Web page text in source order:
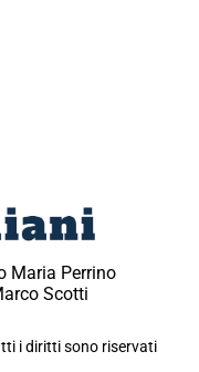
Maria Perrino
Scotti
i diritti sono riservati